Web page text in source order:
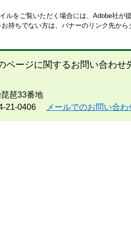
ルをご覧いただく場合には、Adobe社が
持ちでない方は、バナーのリンク先から
ページに関するお問い合わせ
琶33番地
21-0406 メールでのお問い合わ